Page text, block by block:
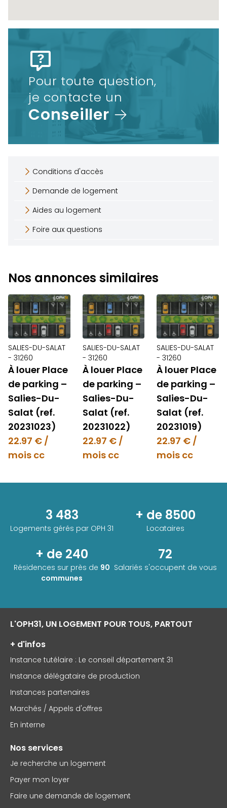
Pour toute question,
je contacte un
Conseiller
Conditions d'accès
Demande de logement
Aides au logement
Foire aux questions
Nos annonces similaires
SALIES-DU-SALAT
- 31260
À louer Place
de parking –
Salies-Du-
Salat (ref.
20231023)
22.97 € /
mois cc
SALIES-DU-SALAT
- 31260
À louer Place
de parking –
Salies-Du-
Salat (ref.
20231022)
22.97 € /
mois cc
SALIES-DU-SALAT
- 31260
À louer Place
de parking –
Salies-Du-
Salat (ref.
20231019)
22.97 € /
mois cc
3 483
Logements gérés par OPH 31
+ de 8500
Locataires
+ de 240
Résidences sur près de 90
communes
72
Salariés s'occupent de vous
L'OPH31, UN LOGEMENT POUR TOUS, PARTOUT
+ d'infos
Instance tutélaire : Le conseil département 31
Instance délégataire de production
Instances partenaires
Marchés / Appels d'offres
En interne
Nos services
Je recherche un logement
Payer mon loyer
Faire une demande de logement